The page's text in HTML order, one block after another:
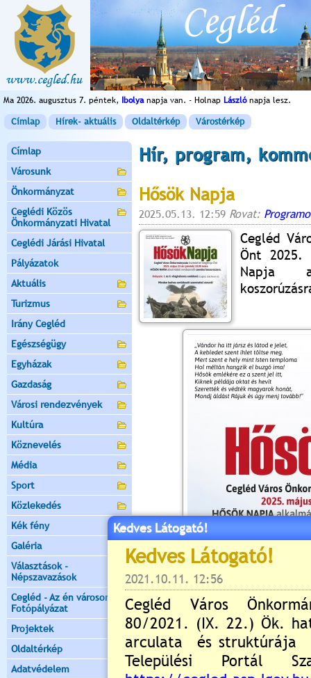
Ma 2026. augusztus 7. péntek, Ibolyanapja van. - Holnap Lászlónapja lesz.
Címlap Hírek- aktuális Oldaltérkép Várostérkép
Címlap
Városunk
Önkormányzat
Ceglédi Közös
Önkormányzati Hivatal
Ceglédi Járási Hivatal
Pályázatok
Aktuális
Turizmus
Irány Cegléd
Egészségügy
Egyházak
Gazdaság
Városi rendezvények
Kultúra
Köznevelés
Média
Sport
Közlekedés
Kék fény
Galéria
Választások -
Népszavazások
Cegléd - Az én városom -
Fotópályázat
Projektek
Oldaltérkép
Adatvédelem
Hír, program,
Hősök Napja
2025.05.13. 12:59 Rovat:
Cegléd
Önt 2025.
Napja
Kedves Látogató!